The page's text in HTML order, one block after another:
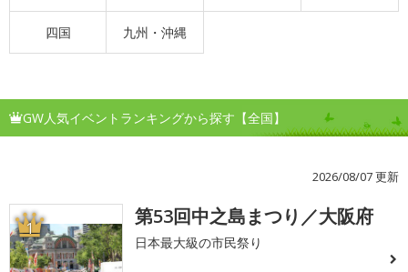
四国 九州・沖縄
GW人気イベントランキングから探す【全国】
2026/08/07 更新
1 第53回中之島まつり／大阪府
日本最大級の市民祭り